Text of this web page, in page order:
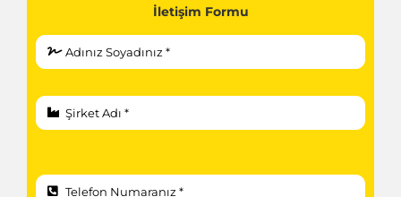
İletişim Formu